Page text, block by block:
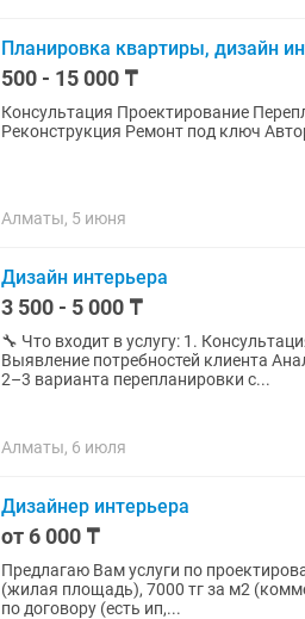
Планировка квартиры, дизайн
500 - 15 000 ₸
Консультация Проектирование Перепланировка Дизайн интерьера Дизайн экстерьера
Алматы, 5 июня
Дизайн интерьера
3 500 - 5 000 ₸
🔧 Что входит в услугу: 1.
Выявление потребностей клиента
2–3 варианта перепланировки с...
Алматы, 6 июля
Дизайнер интерьера
от 6 000 ₸
Предлагаю Вам услуги по проектированию
(жилая площадь), 7000 тг за м2
по договору (есть ип,...